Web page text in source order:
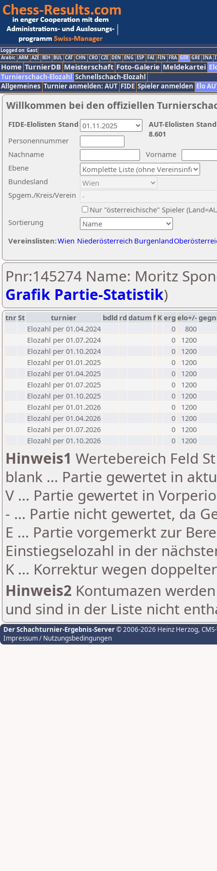
Logged on: Gast
Arabic ARM AZE BIH BUL CAT CHN CRO CZE DEN ENG ESP FAI FIN FRA GER GRE INA
Home TurnierDB Meisterschaft Foto-Galerie Meldekartei
Turnierschach-Elozahl Schnellschach-Elozahl
Allgemeines Turnier anmelden: AUT FIDE Spieler anmelden Elo
Willkommen bei den offiziellen
Nachname
Vorname
Ebene
Sortierung
Personennummer
Bundesland
Spgem./Kreis/Verein
Nur "österreichische" Spieler
Vereinslisten:Wien Niederösterreich Burgenland
AUT-Elolisten
8.601
FIDE-Elolisten Stand
Pnr:145274 Name: Moritz
Grafik Partie-Statistik)
tnrSt turnier bdld rd datumf Kerg elo+/-
Elozahl per 01.04.2024
0
800
Elozahl per 01.07.2024
0
1200
Elozahl per 01.10.2024
0
1200
Elozahl per 01.01.2025
0
1200
Elozahl per 01.04.2025
0
1200
Elozahl per 01.07.2025
0
1200
Elozahl per 01.10.2025
0
1200
Elozahl per 01.01.2026
0
1200
Elozahl per 01.04.2026
0
1200
Elozahl per 01.07.2026
0
1200
Elozahl per 01.10.2026
0 1200
Hinweis1 Wertebereich Feld
blank ... Partie gewertet in
V ... Partie gewertet in
- ... Partie nicht gewertet, da
E ... Partie vorgemerkt zur
Einstiegselozahl in der
K ... Korrektur wegen
Hinweis2 Kontumazen
und sind in der Liste nicht
Der Schachturnier-Ergebnis-Server© 2006-2026 Heinz Herzog,
Impressum / Nutzungsbedingungen